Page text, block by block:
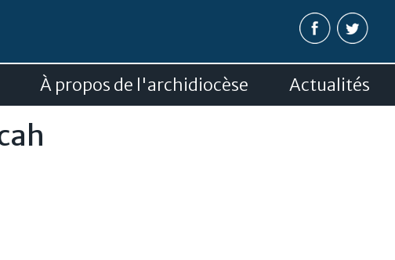
À propos de l'archidiocèse Actualités